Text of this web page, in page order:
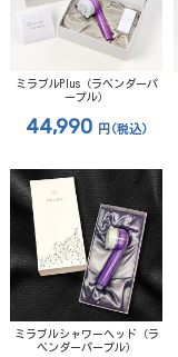
ミラブルPlus（ラベンダーパ
ープル）
44,990円 (税込)
ミラブルシャワーヘッド（ラ
ベンダーパープル）